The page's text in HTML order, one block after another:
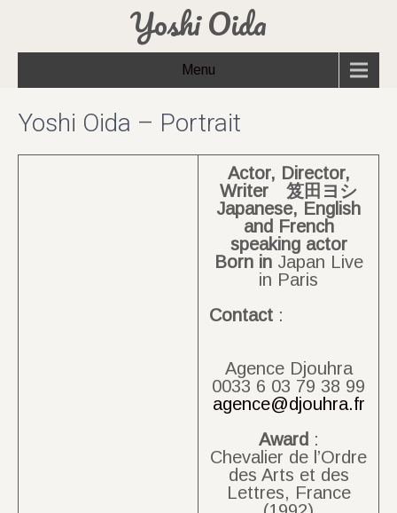
Yoshi Oida
Menu
Yoshi Oida – Portrait
Actor, Director,
Writer 笈田ヨシ
Japanese, English
and French
speaking actor
Born inJapan Live
in Paris
Contact:
Agence Djouhra
0033 6 03 79 38 99
agence@djouhra.fr
Award :
Chevalier de l’Ordre
des Arts et des
Lettres, France